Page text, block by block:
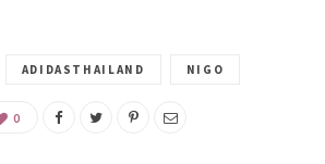
ADIDASTHAILAND NIGO
0